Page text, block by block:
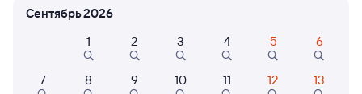
Открыта продажа билетов на 5 ноября. Отправление и прибытие
по местному времени. Цены за 1 пассажира
Сентябрь 2026
1
2 3 4 5 6
7 8 9 10 11 12 13